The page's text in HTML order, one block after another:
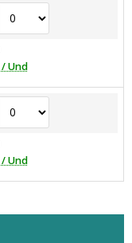
/ Und
/ Und